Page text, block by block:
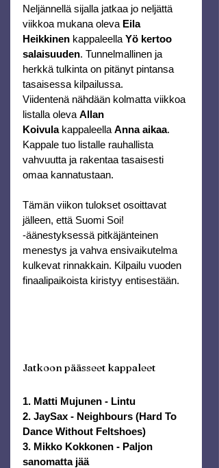
Neljännellä sijalla jatkaa jo neljättä
viikkoa mukana oleva Eila
Heikkinen kappaleella Yö kertoo
salaisuuden. Tunnelmallinen ja
herkkä tulkinta on pitänyt pintansa
tasaisessa kilpailussa.
Viidentenä nähdään kolmatta viikkoa
listalla oleva Allan
Koivula kappaleella Anna aikaa.
Kappale tuo listalle rauhallista
vahvuutta ja rakentaa tasaisesti
omaa kannatustaan.
Tämän viikon tulokset osoittavat
jälleen, että Suomi Soi!
-äänestyksessä pitkäjänteinen
menestys ja vahva ensivaikutelma
kulkevat rinnakkain. Kilpailu vuoden
finaalipaikoista kiristyy entisestään.
Jatkoon päässeet kappaleet
1. Matti Mujunen - Lintu
2. JaySax - Neighbours (Hard To
Dance Without Feltshoes)
3. Mikko Kokkonen - Paljon
sanomatta jää